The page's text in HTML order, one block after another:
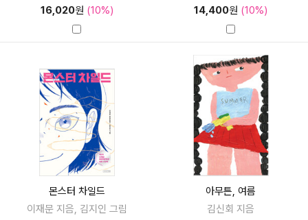
16,020원 (10%)
14,400원 (10%)
몬스터 차일드
이재문 지음, 김지인 그림
아무튼, 여름
김신회 지음